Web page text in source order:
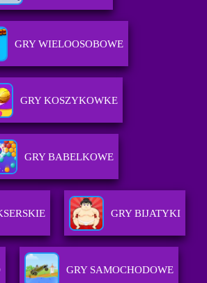
GRY WIELOOSOBOWE
GRY KOSZYKOWKE
GRY BABELKOWE
GRY BIJATYKI
GRY SAMOCHODOWE